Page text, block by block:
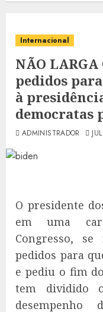
Internacional
NÃO LARGA
pedidos
à
democratas
ADMINISTRADOR
O presidente
em uma
Congresso,
pedidos para
e pediu o fim
tem dividido
desempenho